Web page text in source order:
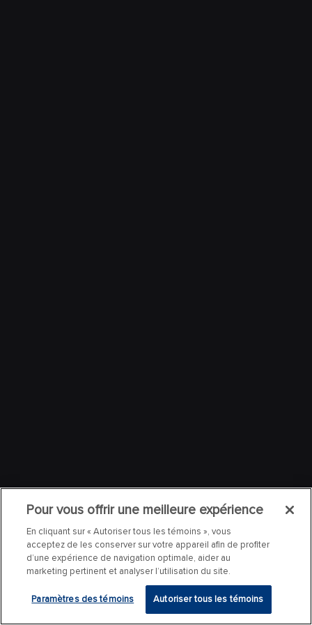
Pour vous offrir une meilleure expérience
En cliquant sur « Autoriser tous les témoins », vous
acceptez de les conserver sur votre appareil afin de profiter
d’une expérience de navigation optimale, aider au
marketing pertinent et analyser l’utilisation du site.
Paramètres des témoins Autoriser tous les témoins